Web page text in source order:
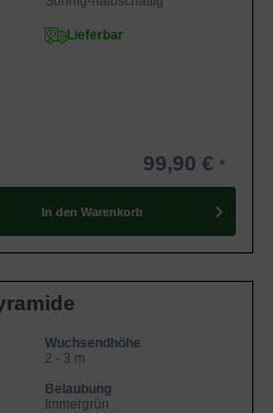
Lieferbar
99,90 €
In den Warenkorb
Wuchsendhöhe
2 - 3 m
Belaubung
Immergrün